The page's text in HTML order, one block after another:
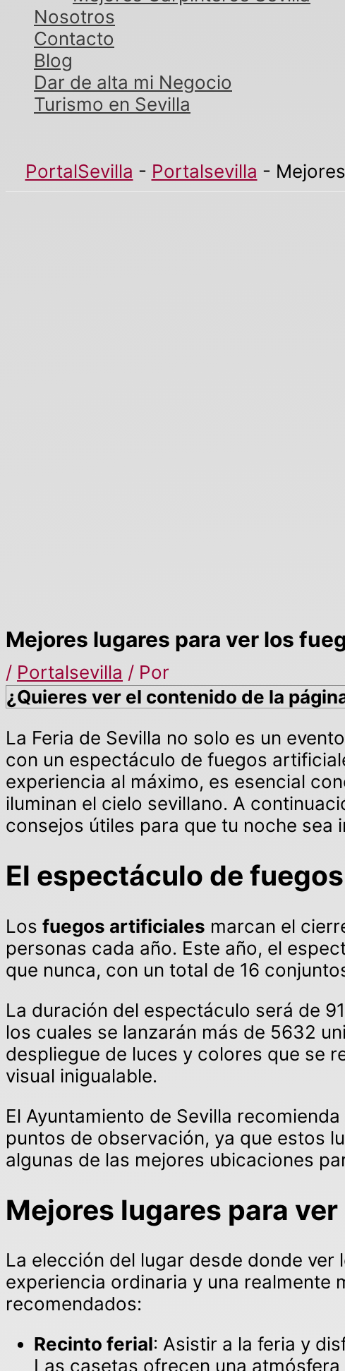
Nosotros
Contacto
Blog
Dar de alta mi Negocio
Turismo en Sevilla
PortalSevilla - Portalsevilla -
Mejores lugares para ver los
/ Portalsevilla / Por
¿Quieres ver el contenido de la
La Feria de Sevilla no solo es un
con un espectáculo de fuegos
experiencia al máximo, es esencial
iluminan el cielo sevillano. A
consejos útiles para que tu noche sea
El espectáculo de
Los fuegos artificiales marcan el
personas cada año. Este año, el
que nunca, con un total de 16
La duración del espectáculo será de
los cuales se lanzarán más de 5632
despliegue de luces y colores que se
visual inigualable.
El Ayuntamiento de Sevilla
puntos de observación, ya que estos
algunas de las mejores ubicaciones
Mejores lugares para
La elección del lugar desde donde
experiencia ordinaria y una realmente
recomendados:
Recinto ferial: Asistir a la feria y
Las casetas ofrecen una